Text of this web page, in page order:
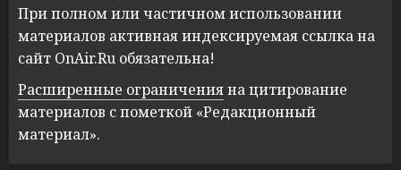
При полном или частичном использовании
материалов активная индексируемая ссылка на
сайт OnAir.Ru обязательна!
Расширенные ограниченияна цитирование
материалов с пометкой «Редакционный
материал».